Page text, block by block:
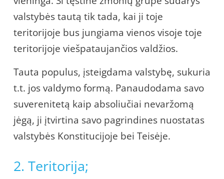
valstybės tautą tik tada, kai ji toje
teritorijoje bus jungiama vienos visoje toje
teritorijoje viešpataujančios valdžios.
Tauta populus, įsteigdama valstybę, sukuria
t.t. jos valdymo formą. Panaudodama savo
suverenitetą kaip absoliučiai nevaržomą
jėgą, ji įtvirtina savo pagrindines nuostatas
valstybės Konstitucijoje bei Teisėje.
2. Teritorija;